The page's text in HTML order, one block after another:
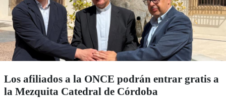
Los afiliados a la ONCE podrán entrar gratis a
la Mezquita Catedral de Córdoba